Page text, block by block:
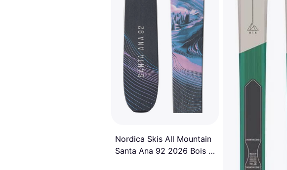
Nordica Skis All Mountain
Santa Ana 92 2026 Bois -